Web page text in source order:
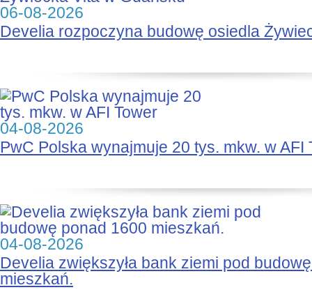
06-08-2026
Develia rozpoczyna budowę osiedla
04-08-2026
PwC Polska wynajmuje 20 tys. mkw. w AFI
04-08-2026
Develia zwiększyła bank ziemi pod
mieszkań.